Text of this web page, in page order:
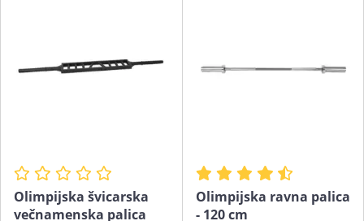
Olimpijska švicarska
večnamenska palica
Olimpijska ravna palica
- 120 cm